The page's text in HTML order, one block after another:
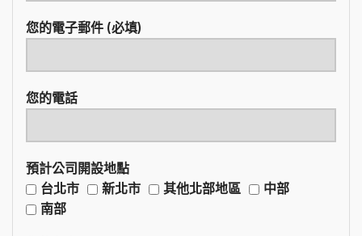
您的電子郵件 (必填)
您的電話
預計公司開設地點
台北市
新北市 其他北部地區
中部
南部